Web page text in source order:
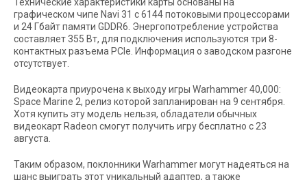
графическом чипе Navi 31 с 6144 потоковыми процессорами
и 24 Гбайт памяти GDDR6. Энергопотребление устройства
составляет 355 Вт, для подключения используются три 8-
контактных разъема PCIe. Информация о заводском разгоне
отсутствует.
Видеокарта приурочена к выходу игры Warhammer 40,000:
Space Marine 2, релиз которой запланирован на 9 сентября.
Хотя купить эту модель нельзя, обладатели обычных
видеокарт Radeon смогут получить игру бесплатно с 23
августа.
Таким образом, поклонники Warhammer могут надеяться на
шанс выиграть этот уникальный адаптер, а также